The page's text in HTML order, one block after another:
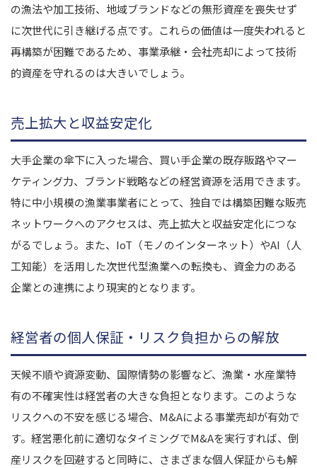
の漁法や加工技術、地域ブランドなどの無形資産を喪失せず
に次世代に引き継げる点です。これらの価値は一度失われると
再構築が困難であるため、事業承継・会社売却によって技術
的資産を守れるのは大きいでしょう。
売上拡大と収益安定化
大手企業の傘下に入った場合、買い手企業の既存販路やマー
ケティング力、ブランド戦略などの経営資源を活用できます。
特に中小規模の漁業事業者にとって、独自では構築困難な販売
ネットワークへのアクセスは、売上拡大と収益安定化につな
がるでしょう。また、IoT（モノのインターネット）やAI（人
工知能）を活用した次世代型漁業への転換も、資金力のある
企業との連携により現実的となります。
経営者の個人保証・リスク負担からの解放
天候不順や資源変動、国際情勢の影響など、漁業・水産業特
有の不確実性は経営者の大きな負担となります。このような
リスクへの不安を感じる場合、M&Aによる事業売却が有効で
す。経営悪化前に適切なタイミングでM&Aを実行すれば、倒
産リスクを回避すると同時に、さまざまな個人保証からも解